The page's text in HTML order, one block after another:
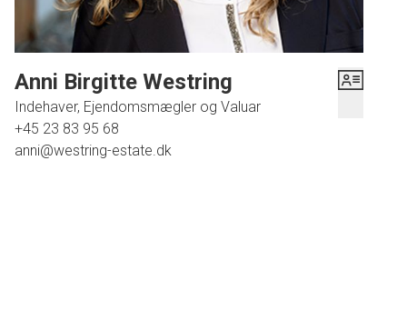
Anni Birgitte Westring
Indehaver, Ejendomsmægler og Valuar
+45 23 83 95 68
anni@westring-estate.dk